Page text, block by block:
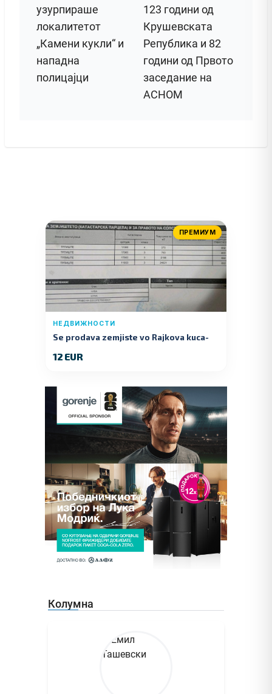
узурпираше
локалитетот
„Камени кукли“ и
нападна
полицајци
123 години од
Крушевската
Република и 82
години од Првото
заседание на
АСНОМ
ПРЕМИУМ
НЕДВИЖНОСТИ
Se prodava zemjiste vo Rajkova kuca-
12 EUR
Колумна